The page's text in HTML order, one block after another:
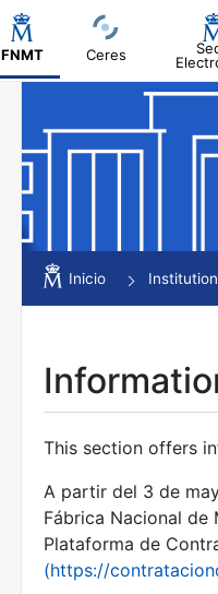
FNMT Ceres
Show/Hide
Show/Hide
Show/Hide
Inicio Institution
This section offers
A partir del 3 de
Fábrica Nacional de
Plataforma de
(https://